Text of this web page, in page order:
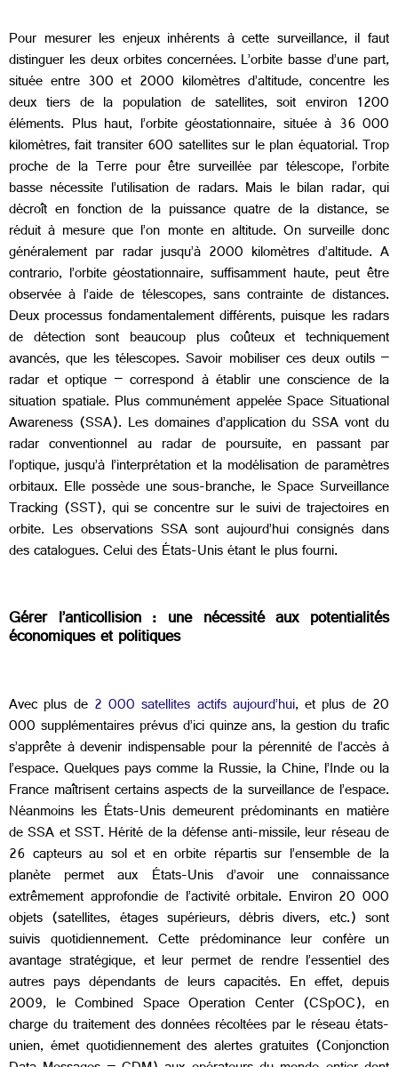
Pour mesurer les enjeux inhérents à cette surveillance, il faut
distinguer les deux orbites concernées. L’orbite basse d’une part,
située entre 300 et 2000 kilomètres d’altitude, concentre les
deux tiers de la population de satellites, soit environ 1200
éléments. Plus haut, l’orbite géostationnaire, située à 36 000
kilomètres, fait transiter 600 satellites sur le plan équatorial. Trop
proche de la Terre pour être surveillée par télescope, l’orbite
basse nécessite l’utilisation de radars. Mais le bilan radar, qui
décroît en fonction de la puissance quatre de la distance, se
réduit à mesure que l’on monte en altitude. On surveille donc
généralement par radar jusqu’à 2000 kilomètres d’altitude. A
contrario, l’orbite géostationnaire, suffisamment haute, peut être
observée à l’aide de télescopes, sans contrainte de distances.
Deux processus fondamentalement différents, puisque les radars
de détection sont beaucoup plus coûteux et techniquement
avancés, que les télescopes. Savoir mobiliser ces deux outils –
radar et optique – correspond à établir une conscience de la
situation spatiale. Plus communément appelée Space Situational
Awareness (SSA). Les domaines d’application du SSA vont du
radar conventionnel au radar de poursuite, en passant par
l’optique, jusqu’à l’interprétation et la modélisation de paramètres
orbitaux. Elle possède une sous-branche, le Space Surveillance
Tracking (SST), qui se concentre sur le suivi de trajectoires en
orbite. Les observations SSA sont aujourd’hui consignés dans
des catalogues. Celui des États-Unis étant le plus fourni.
Gérer l’anticollision : une nécessité aux potentialités
économiques et politiques
Avec plus de 2 000 satellites actifs aujourd’hui, et plus de 20
000 supplémentaires prévus d’ici quinze ans, la gestion du trafic
s’apprête à devenir indispensable pour la pérennité de l’accès à
l’espace. Quelques pays comme la Russie, la Chine, l’Inde ou la
France maîtrisent certains aspects de la surveillance de l’espace.
Néanmoins les États-Unis demeurent prédominants en matière
de SSA et SST. Hérité de la défense anti-missile, leur réseau de
26 capteurs au sol et en orbite répartis sur l’ensemble de la
planète permet aux États-Unis d’avoir une connaissance
extrêmement approfondie de l’activité orbitale. Environ 20 000
objets (satellites, étages supérieurs, débris divers, etc.) sont
suivis quotidiennement. Cette prédominance leur confère un
avantage stratégique, et leur permet de rendre l’essentiel des
autres pays dépendants de leurs capacités. En effet, depuis
2009, le Combined Space Operation Center (CSpOC), en
charge du traitement des données récoltées par le réseau états-
unien, émet quotidiennement des alertes gratuites (Conjonction